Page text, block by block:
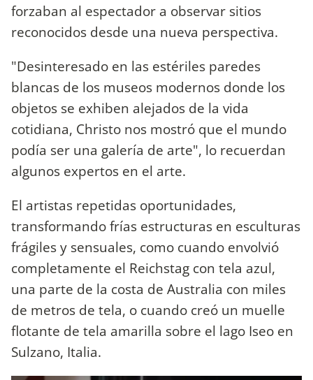
forzaban al espectador a observar sitios
reconocidos desde una nueva perspectiva.
"Desinteresado en las estériles paredes
blancas de los museos modernos donde los
objetos se exhiben alejados de la vida
cotidiana, Christo nos mostró que el mundo
podía ser una galería de arte", lo recuerdan
algunos expertos en el arte.
El artistas repetidas oportunidades,
transformando frías estructuras en esculturas
frágiles y sensuales, como cuando envolvió
completamente el Reichstag con tela azul,
una parte de la costa de Australia con miles
de metros de tela, o cuando creó un muelle
flotante de tela amarilla sobre el lago Iseo en
Sulzano, Italia.